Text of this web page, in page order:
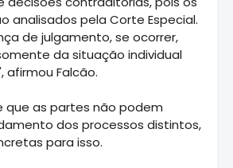
analisados pela Corte Especial.
de julgamento, se ocorrer,
da situação individual
afirmou Falcão.
que as partes não podem
dos processos distintos,
para isso.